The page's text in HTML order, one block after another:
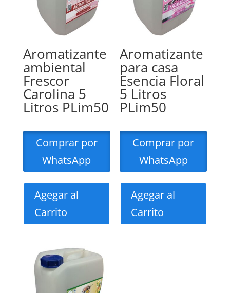
Aromatizante
ambiental
Frescor
Carolina 5
Litros PLim50
Comprar por
WhatsApp
Agegar al
Carrito
Aromatizante
para casa
Esencia Floral
5 Litros
PLim50
Comprar por
WhatsApp
Agegar al
Carrito